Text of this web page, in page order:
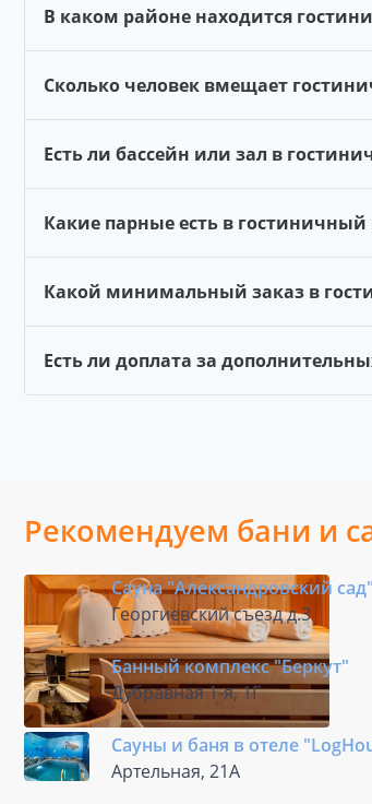
В каком районе находится
Сколько человек вмещает
Есть ли бассейн или зал в
Какие парные есть в гостиничный
Какой минимальный заказ в
Есть ли доплата за
Рекомендуем бани и
Сауна "Александровский сад"
Георгиевский съезд д.3
Банный комплекс "Беркут"
Дубравная 1-я, 1Г
Сауны и баня в отеле
Артельная, 21А